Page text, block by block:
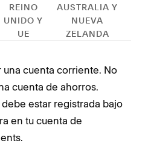
REINO
UNIDO Y
UE
AUSTRALIA Y
NUEVA
ZELANDA
cuenta corriente. No
cuenta de ahorros.
estar registrada bajo
en tu cuenta de